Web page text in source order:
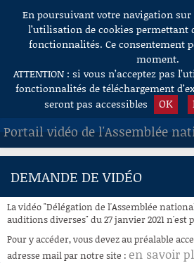
Aller au contenu
En poursuivant votre navigation sur
l’utilisation de cookies permettant
fonctionnalités. Ce consentement
moment.
ATTENTION : si vous n’acceptez pas
fonctionnalités de téléchargement
seront pas accessibles
OK
Portail vidéo de l'Assemblée
ACCUEIL
À LA DEMANDE
RECHERCHE
DEMANDE DE VIDÉO
La vidéo "Délégation de l'Assemblée
auditions diverses" du 27 janvier 2021 n'est
Pour y accéder, vous devez au préalable
adresse mail par notre site : en savoir